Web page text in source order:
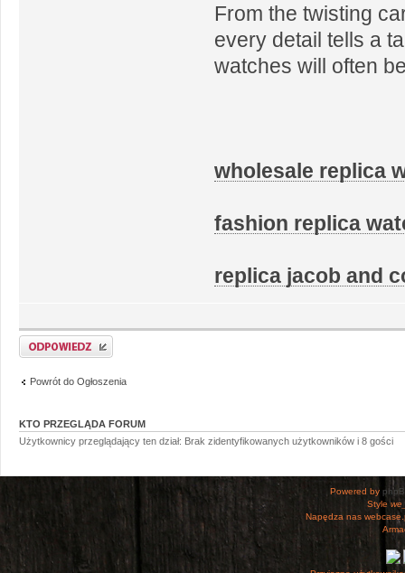
From the twisting
every detail tells a
watches will often
wholesale replica
fashion replica
replica jacob and
Odpowiedz
Powrót do Ogłoszenia
KTO PRZEGLĄDA FORUM
Użytkownicy przeglądający ten dział: Brak zidentyfikowanych użytkowników i 8 gości
Powered by
Style
Napędza nas